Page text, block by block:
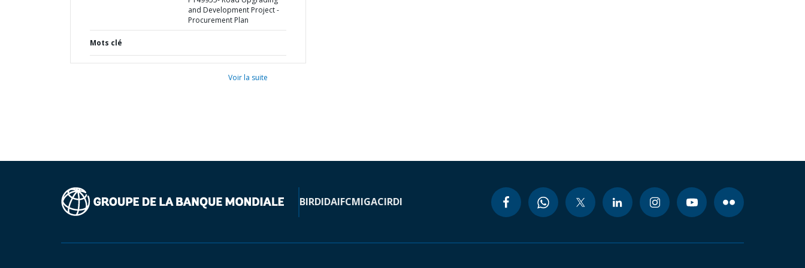
and Development Project -
Procurement Plan
Mots clé
Voir la suite
BIRDIDAIFCMIGACIRDI